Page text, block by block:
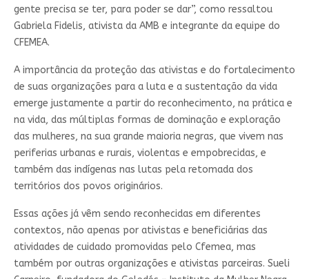
gente precisa se ter, para poder se dar”, como ressaltou
Gabriela Fidelis, ativista da AMB e integrante da equipe do
CFEMEA.
A importância da proteção das ativistas e do fortalecimento
de suas organizações para a luta e a sustentação da vida
emerge justamente a partir do reconhecimento, na prática e
na vida, das múltiplas formas de dominação e exploração
das mulheres, na sua grande maioria negras, que vivem nas
periferias urbanas e rurais, violentas e empobrecidas, e
também das indígenas nas lutas pela retomada dos
territórios dos povos originários.
Essas ações já vêm sendo reconhecidas em diferentes
contextos, não apenas por ativistas e beneficiárias das
atividades de cuidado promovidas pelo Cfemea, mas
também por outras organizações e ativistas parceiras. Sueli